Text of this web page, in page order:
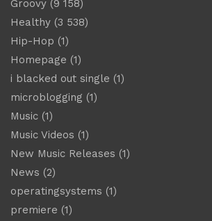
Groovy (9 158)
Healthy (3 538)
Hip-Hop (1)
Homepage (1)
i blacked out single (1)
microblogging (1)
Music (1)
Music Videos (1)
New Music Releases (1)
News (2)
operatingsystems (1)
premiere (1)